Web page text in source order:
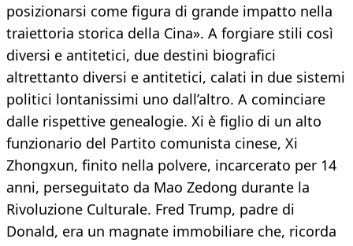
posizionarsi come figura di grande impatto nella
traiettoria storica della Cina». A forgiare stili così
diversi e antitetici, due destini biografici
altrettanto diversi e antitetici, calati in due sistemi
politici lontanissimi uno dall’altro. A cominciare
dalle rispettive genealogie. Xi è figlio di un alto
funzionario del Partito comunista cinese, Xi
Zhongxun, finito nella polvere, incarcerato per 14
anni, perseguitato da Mao Zedong durante la
Rivoluzione Culturale. Fred Trump, padre di
Donald, era un magnate immobiliare che, ricorda